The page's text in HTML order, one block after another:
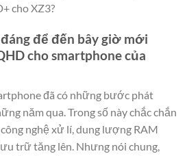
cho XZ3?
để đến bây giờ mới
cho smartphone của
đã có những bước phát
năm qua. Trong số này chắc chắn
nghệ xử lí, dung lượng RAM
trữ tăng lên. Nhưng nói chung,